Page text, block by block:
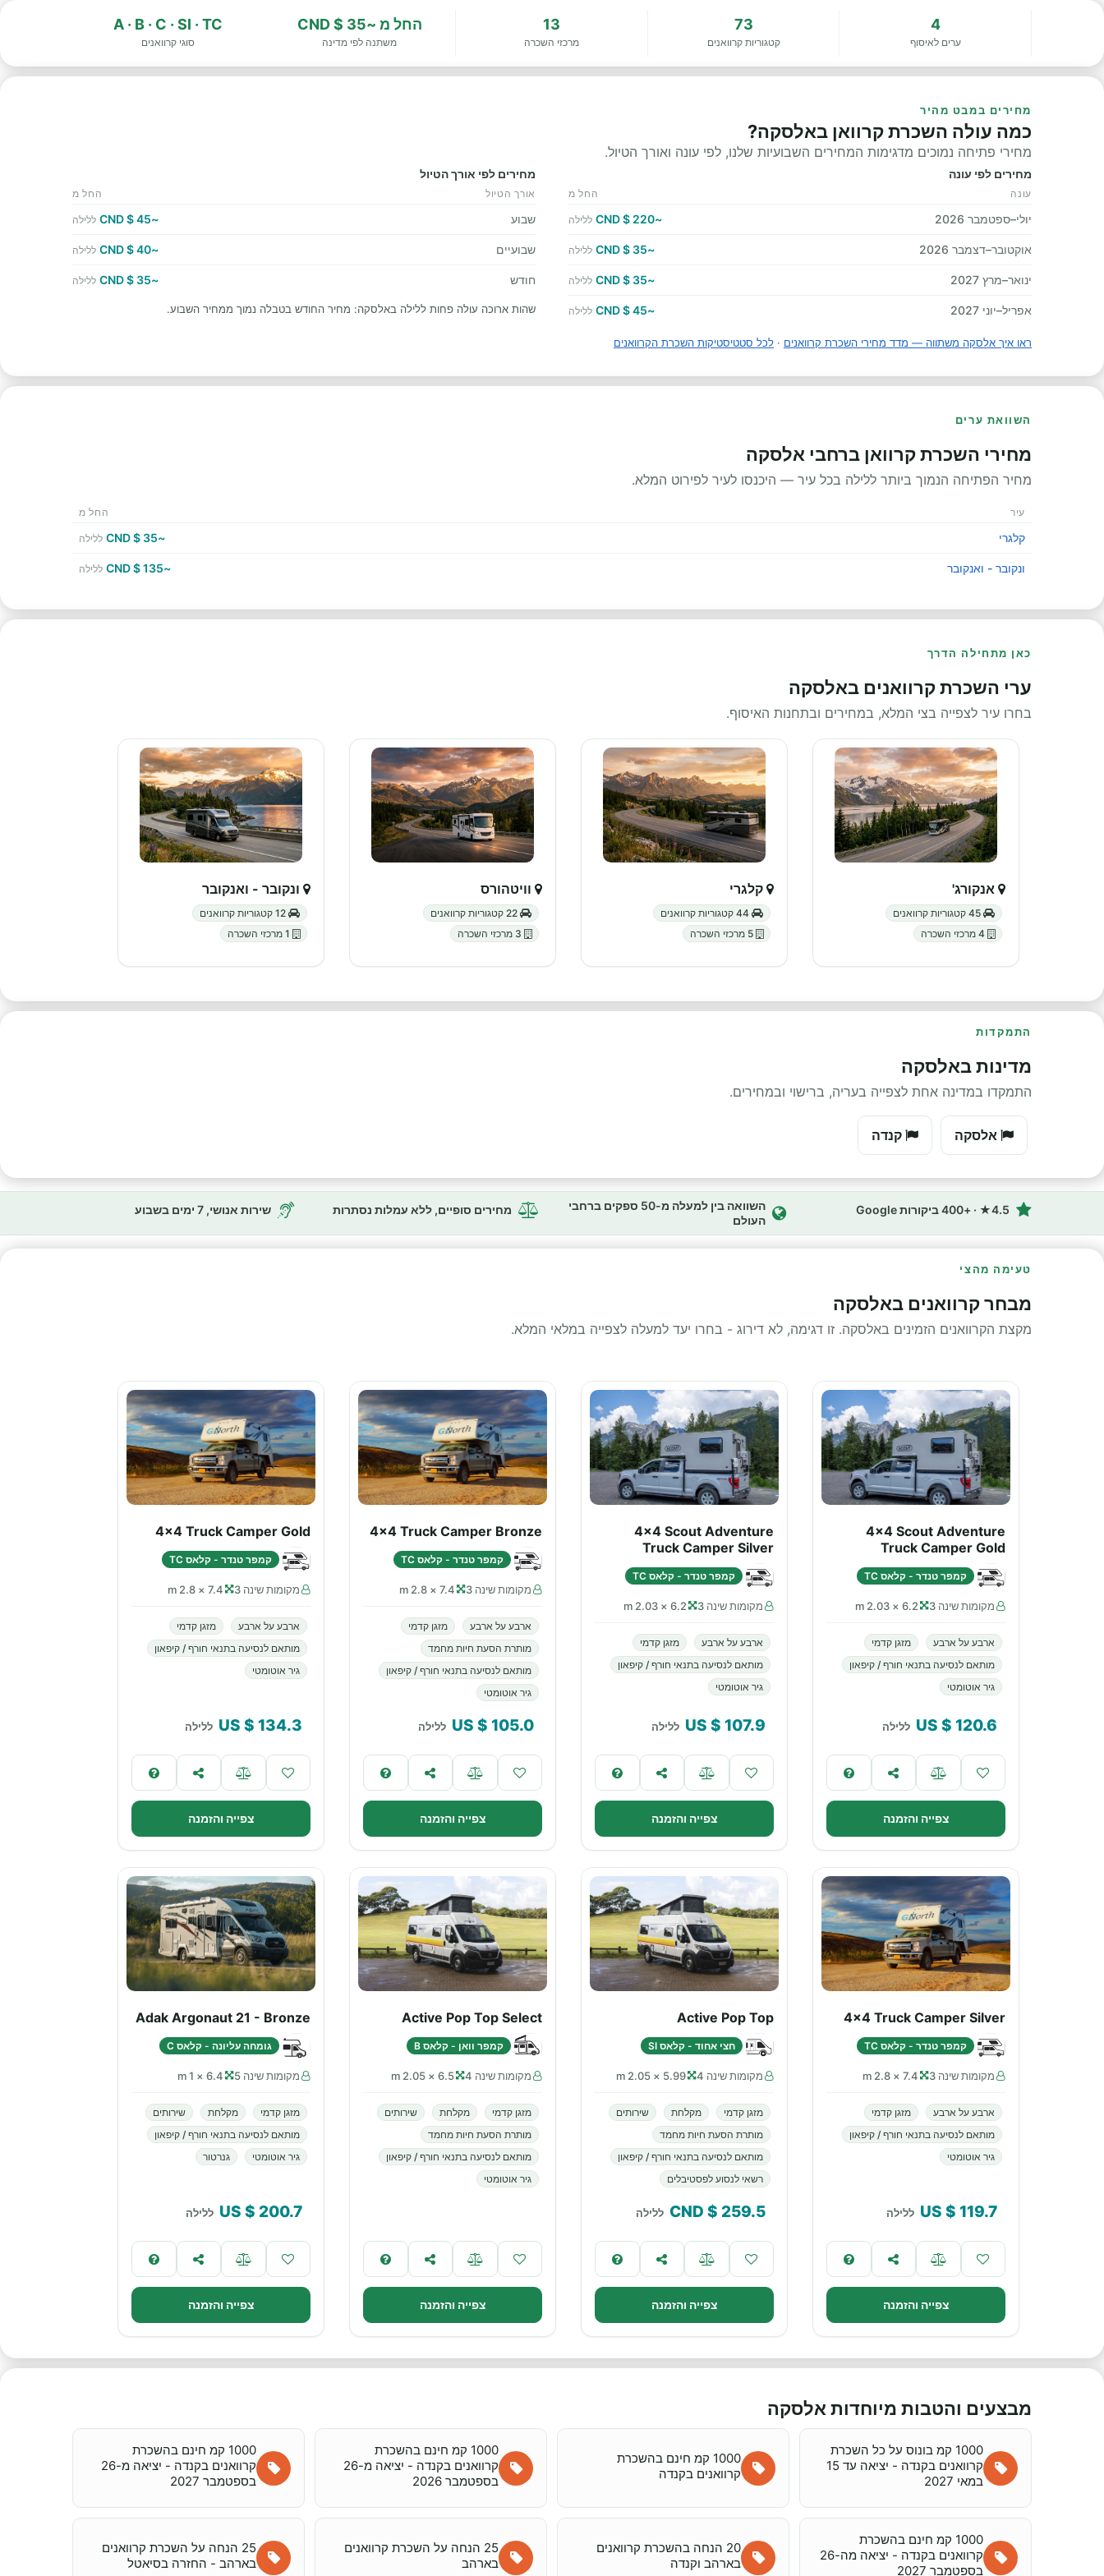
4
ערים לאיסוף
73
קטגוריות קרוואנים
13
מרכזי השכרה
החל מ ~35 $ CND
משתנה לפי מדינה
A · B · C · SI · TC
סוגי קרוואנים
מחירים במבט מהיר
כמה עולה השכרת קרוואן באלסקה?
מחירי פתיחה נמוכים מדגימות המחירים השבועיות שלנו, לפי עונה ואורך הטיול.
מחירים לפי עונה
עונה החל מ
יולי–ספטמבר 2026 ~220 $ CND ללילה
אוקטובר–דצמבר 2026 ~35 $ CND ללילה
ינואר–מרץ 2027 ~35 $ CND ללילה
אפריל–יוני 2027 ~45 $ CND ללילה
מחירים לפי אורך הטיול
אורך הטיול החל מ
שבוע ~45 $ CND ללילה
שבועיים ~40 $ CND ללילה
חודש ~35 $ CND ללילה
שהות ארוכה עולה פחות ללילה באלסקה: מחיר החודש בטבלה נמוך ממחיר השבוע.
ראו איך אלסקה משתווה — מדד מחירי השכרת קרוואנים · לכל סטטיסטיקות השכרת הקרוואנים
השוואת ערים
מחירי השכרת קרוואן ברחבי אלסקה
מחיר הפתיחה הנמוך ביותר ללילה בכל עיר — היכנסו לעיר לפירוט המלא.
עיר החל מ
קלגרי ~35 $ CND ללילה
ונקובר - ואנקובר ~135 $ CND ללילה
כאן מתחילה הדרך
ערי השכרת קרוואנים באלסקה
בחרו עיר לצפייה בצי המלא, במחירים ובתחנות האיסוף.
אנקורג' קלגרי וויטהורס ונקובר - ואנקובר
התמקדות
מדינות באלסקה
התמקדו במדינה אחת לצפייה בעריה, ברישוי ובמחירים.
אלסקה קנדה
4.5★ · +400 ביקורות Google
השוואה בין למעלה מ-50 ספקים ברחבי
העולם
מחירים סופיים, ללא עמלות נסתרות שירות אנושי, 7 ימים בשבוע
טעימה מהצי
מבחר קרוואנים באלסקה
מקצת הקרוואנים הזמינים באלסקה. זו דגימה, לא דירוג - בחרו יעד למעלה לצפייה במלאי המלא.
4x4 Scout Adventure
Truck Camper Gold
קמפר טנדר - קלאס TC
מקומות שינה 3 6.2 × 2.03 m
ארבע על ארבע
מזגן קדמי
מותאם לנסיעה בתנאי חורף / קיפאון
גיר אוטומטי
120.6
$ US ללילה
צפייה והזמנה
4x4 Scout Adventure
Truck Camper Silver
קמפר טנדר - קלאס TC
מקומות שינה 3 6.2 × 2.03 m
ארבע על ארבע
מזגן קדמי
מותאם לנסיעה בתנאי חורף / קיפאון
גיר אוטומטי
107.9
$ US ללילה
צפייה והזמנה
4x4 Truck Camper Bronze
קמפר טנדר - קלאס TC
מקומות שינה 3 7.4 × 2.8 m
ארבע על ארבע
מזגן קדמי
מותרת הסעת חיות מחמד
מותאם לנסיעה בתנאי חורף / קיפאון
גיר אוטומטי
105.0
$ US ללילה
צפייה והזמנה
4x4 Truck Camper Gold
קמפר טנדר - קלאס TC
מקומות שינה 3 7.4 × 2.8 m
ארבע על ארבע
מזגן קדמי
מותאם לנסיעה בתנאי חורף / קיפאון
גיר אוטומטי
134.3
$ US ללילה
צפייה והזמנה
4x4 Truck Camper Silver
קמפר טנדר - קלאס TC
מקומות שינה 3 7.4 × 2.8 m
ארבע על ארבע
מזגן קדמי
מותאם לנסיעה בתנאי חורף / קיפאון
גיר אוטומטי
119.7
$ US ללילה
צפייה והזמנה
Active Pop Top
חצי אחוד - קלאס SI
מקומות שינה 4 5.99 × 2.05 m
מזגן קדמי מקלחת
שירותים
מותרת הסעת חיות מחמד
מותאם לנסיעה בתנאי חורף / קיפאון
רשאי לנסוע לפסטיבלים
259.5
$ CND ללילה
צפייה והזמנה
Active Pop Top Select
קמפר וואן - קלאס B
מקומות שינה 4 6.5 × 2.05 m
מזגן קדמי מקלחת
שירותים
מותרת הסעת חיות מחמד
מותאם לנסיעה בתנאי חורף / קיפאון
גיר אוטומטי
צפייה והזמנה
Adak Argonaut 21 - Bronze
גומחה עליונה - קלאס C
מקומות שינה 5 6.4 × 1 m
מזגן קדמי מקלחת
שירותים
מותאם לנסיעה בתנאי חורף / קיפאון
גיר אוטומטי
גנרטור
200.7
$ US ללילה
צפייה והזמנה
מבצעים והטבות מיוחדות אלסקה
1000 קמ בונוס על כל השכרת
קרוואנים בקנדה - יציאה עד 15
במאי 2027
1000 קמ חינם בהשכרת
קרוואנים בקנדה
1000 קמ חינם בהשכרת
קרוואנים בקנדה - יציאה מ-26
בספטמבר 2026
1000 קמ חינם בהשכרת
קרוואנים בקנדה - יציאה מ-26
בספטמבר 2027
1000 קמ חינם בהשכרת
קרוואנים בקנדה - יציאה מה-26
בספטמבר 2027
20 הנחה בהשכרת קרוואנים
בארהב וקנדה
25 הנחה על השכרת קרוואנים
בארהב
25 הנחה על השכרת קרוואנים
בארהב - החזרה בסיאטל